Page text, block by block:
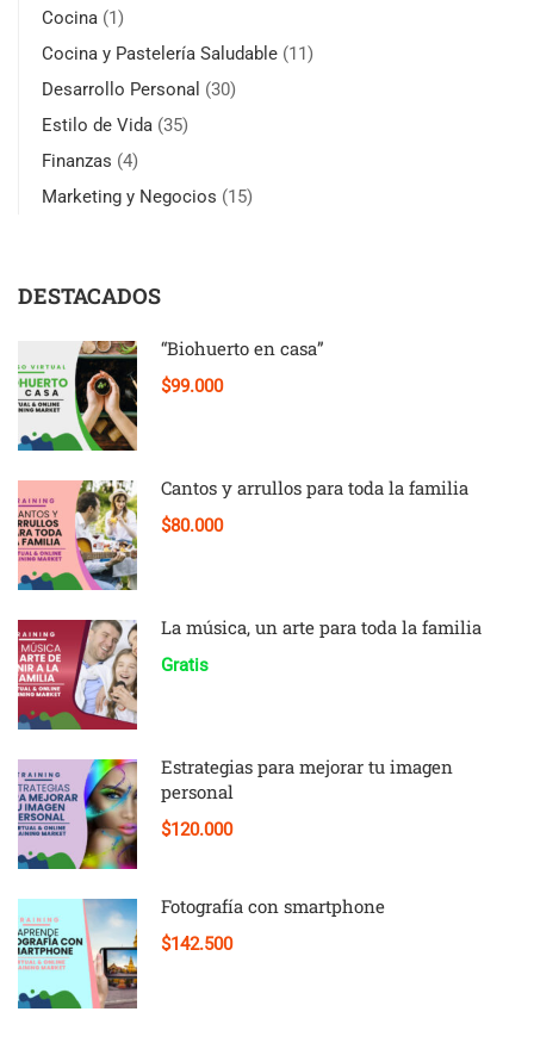
Cocina (1)
Cocina y Pastelería Saludable (11)
Desarrollo Personal (30)
Estilo de Vida (35)
Finanzas (4)
Marketing y Negocios (15)
DESTACADOS
“Biohuerto en casa”
$99.000
Cantos y arrullos para toda la familia
$80.000
La música, un arte para toda la familia
Gratis
Estrategias para mejorar tu imagen
personal
$120.000
Fotografía con smartphone
$142.500